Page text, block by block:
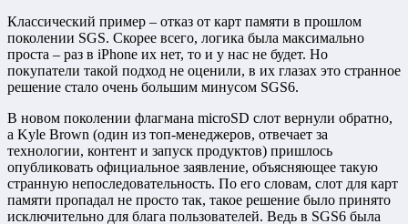
Классический пример – отказ от карт памяти в прошлом
поколении SGS. Скорее всего, логика была максимально
проста – раз в iPhone их нет, то и у нас не будет. Но
покупатели такой подход не оценили, в их глазах это странное
решение стало очень большим минусом SGS6.
В новом поколении флагмана microSD слот вернули обратно,
а Kyle Brown (один из топ-менеджеров, отвечает за
технологии, контент и запуск продуктов) пришлось
опубликовать официальное заявление, объясняющее такую
странную непоследовательность. По его словам, слот для карт
памяти пропадал не просто так, такое решение было принято
исключительно для блага пользователей. Ведь в SGS6 была